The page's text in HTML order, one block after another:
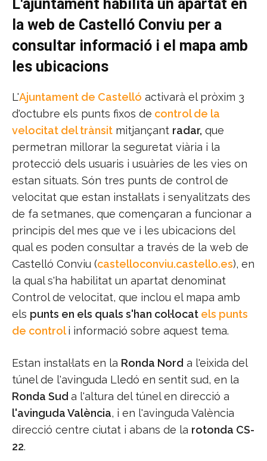
L'ajuntament habilita un apartat en
la web de Castelló Conviu per a
consultar informació i el mapa amb
les ubicacions
L'Ajuntament de Castelló activarà el pròxim 3
d'octubre els punts fixos de control de la
velocitat del trànsit mitjançant radar, que
permetran millorar la seguretat viària i la
protecció dels usuaris i usuàries de les vies on
estan situats. Són tres punts de control de
velocitat que estan instal·lats i senyalitzats des
de fa setmanes, que començaran a funcionar a
principis del mes que ve i les ubicacions del
qual es poden consultar a través de la web de
Castelló Conviu (castelloconviu.castello.es), en
la qual s'ha habilitat un apartat denominat
Control de velocitat, que inclou el mapa amb
els punts en els quals s'han col·locat els punts
de control i informació sobre aquest tema.
Estan instal·lats en la Ronda Nord a l'eixida del
túnel de l'avinguda Lledó en sentit sud, en la
Ronda Sud a l'altura del túnel en direcció a
l'avinguda València, i en l'avinguda València
direcció centre ciutat i abans de la rotonda CS-
22.